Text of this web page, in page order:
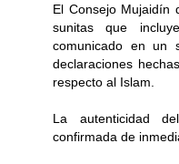
El Consejo Mujaidín
sunitas que
comunicado en un
declaraciones
respecto al Islam.
La autenticidad
confirmada de